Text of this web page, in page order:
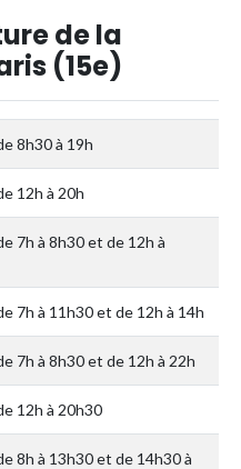
de la
(15e)
8h30 à 19h
12h à 20h
7h à 8h30 et de 12h à
7h à 11h30 et de 12h à 14h
7h à 8h30 et de 12h à 22h
12h à 20h30
8h à 13h30 et de 14h30 à